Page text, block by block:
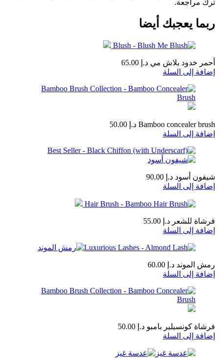
ترك مراجعة.
ربما يعجبك أيضا
أحمر خدود بلاش مي د.إ
إضافة إلى السلة
Bamboo concealer brush د.إ
إضافة إلى السلة
شيفون أسود د.إ
إضافة إلى السلة
فرشاة للشعر د.إ
إضافة إلى السلة
رمش الموند د.إ
إضافة إلى السلة
فرشاة كونسيلير بامبو د.إ
إضافة إلى السلة